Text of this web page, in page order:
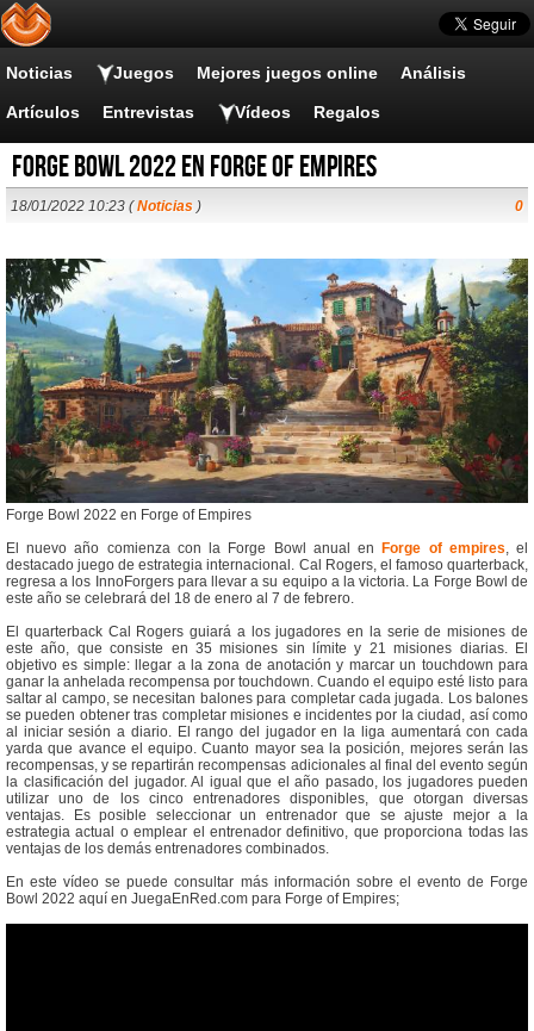
Noticias Juegos Mejores juegos online Análisis
Artículos Entrevistas Vídeos Regalos
Forge Bowl 2022 en Forge of Empires
18/01/2022 10:23 (Noticias ) 0
Forge Bowl 2022 en Forge of Empires
El nuevo año comienza con la Forge Bowl anual en
Forge of empires, el
destacado juego de estrategia internacional. Cal Rogers, el famoso quarterback,
regresa a los InnoForgers para llevar a su equipo a la victoria. La Forge Bowl de
este año se celebrará del 18 de enero al 7 de febrero.
El quarterback Cal Rogers guiará a los jugadores en la serie de misiones de
este año, que consiste en 35 misiones sin límite y 21 misiones diarias. El
objetivo es simple: llegar a la zona de anotación y marcar un touchdown para
ganar la anhelada recompensa por touchdown. Cuando el equipo esté listo para
saltar al campo, se necesitan balones para completar cada jugada. Los balones
se pueden obtener tras completar misiones e incidentes por la ciudad, así como
al iniciar sesión a diario. El rango del jugador en la liga aumentará con cada
yarda que avance el equipo. Cuanto mayor sea la posición, mejores serán las
recompensas, y se repartirán recompensas adicionales al final del evento según
la clasificación del jugador. Al igual que el año pasado, los jugadores pueden
utilizar uno de los cinco entrenadores disponibles, que otorgan diversas
ventajas. Es posible seleccionar un entrenador que se ajuste mejor a la
estrategia actual o emplear el entrenador definitivo, que proporciona todas las
ventajas de los demás entrenadores combinados.
En este vídeo se puede consultar más información sobre el evento de Forge
Bowl 2022 aquí en JuegaEnRed.com para Forge of Empires;